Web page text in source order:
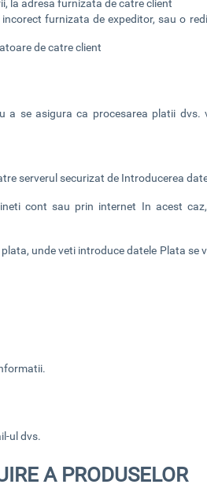
la adresa furnizata de catre client
furnizata de expeditor, sau o
de catre client
a se asigura ca procesarea platii
serverul securizat de Introducerea
cont sau prin internet In acest
unde veti introduce datele Plata se
ul dvs.
A PRODUSELOR